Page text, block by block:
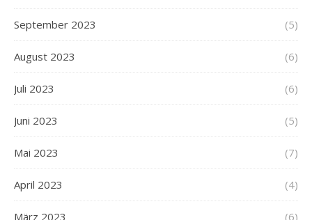
September 2023 (5)
August 2023 (6)
Juli 2023 (6)
Juni 2023 (5)
Mai 2023 (7)
April 2023 (4)
März 2023 (6)